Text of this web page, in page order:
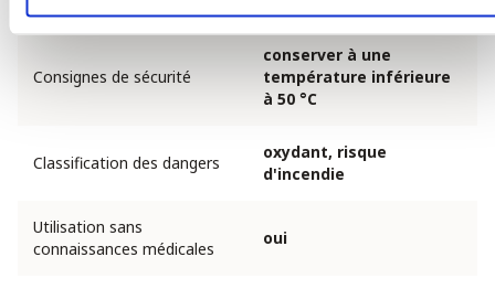
Consignes de sécurité
conserver à une
température inférieure
à 50 °C
Classification des dangers
oxydant, risque
d'incendie
Utilisation sans
connaissances médicales
oui